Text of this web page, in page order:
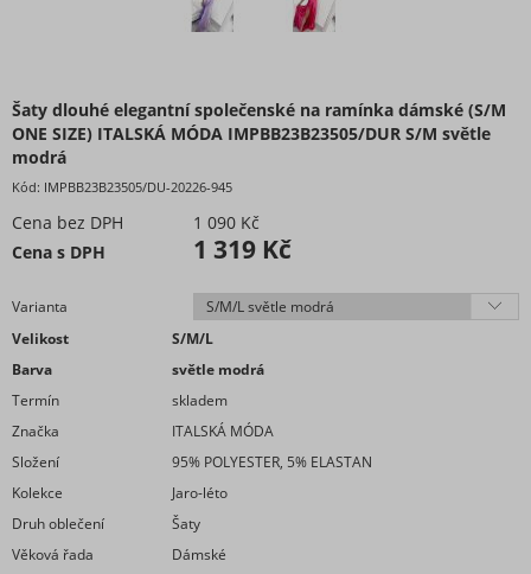
Topy, trička, tuniky a tílka
Vogue kolekce oblečení
Neonová kolekce oblečení
Maskáčová kolekce oblečení
Overaly
Nadměrné velikosti
Doplňky módy
Obuv - Boty
Oblečení bez potisku
Extravagantní móda
Šaty dlouhé elegantní společenské na ramínka dámské (S/M
ONE SIZE) ITALSKÁ MÓDA IMPBB23B23505/DUR S/M světle
modrá
Kód: IMPBB23B23505/DU-20226-945
Cena bez DPH
1 090 Kč
Cena s DPH
1 319 Kč
Varianta
Velikost
S/M/L
Barva
světle modrá
Termín
skladem
Značka
ITALSKÁ MÓDA
Složení
95% POLYESTER, 5% ELASTAN
Kolekce
Jaro-léto
Druh oblečení
Šaty
Věková řada
Dámské